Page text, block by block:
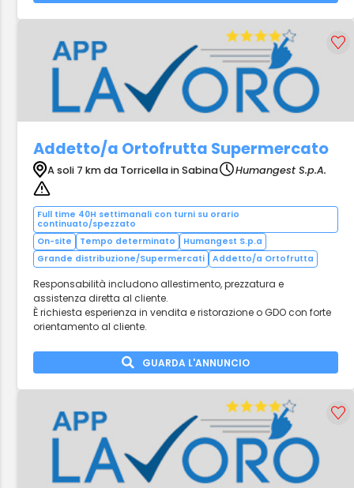
Addetto/a Ortofrutta Supermercato
A soli 7 km da Torricella in Sabina Humangest S.p.A.
Full time 40H settimanali con turni su orario
continuato/spezzato
On-site
Tempo determinato
Humangest S.p.a
Grande distribuzione/Supermercati
Addetto/a Ortofrutta
Responsabilità includono allestimento, prezzatura e
assistenza diretta al cliente.
È richiesta esperienza in vendita e ristorazione o GDO con forte
orientamento al cliente.
GUARDA L'ANNUNCIO